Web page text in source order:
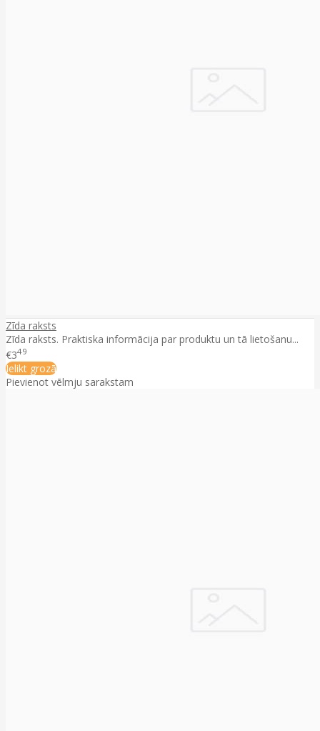
Zīda raksts
Zīda raksts. Praktiska informācija par produktu un tā lietošanu...
€349
Ielikt grozā
Pievienot vēlmju sarakstam